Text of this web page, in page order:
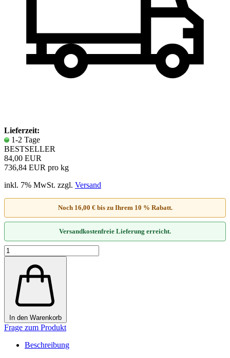
Lieferzeit:
1-2 Tage
BESTSELLER
84,00 EUR
736,84 EUR pro kg
inkl. 7% MwSt. zzgl. Versand
Noch 16,00 € bis zu Ihrem 10 % Rabatt.
Versandkostenfreie Lieferung erreicht.
In den Warenkorb
Frage zum Produkt
Beschreibung